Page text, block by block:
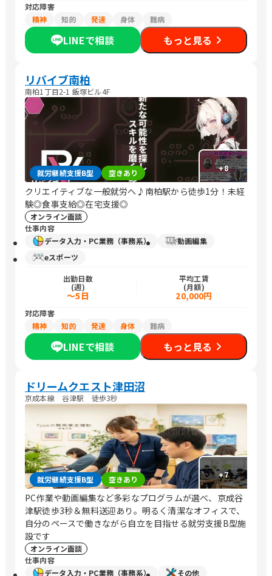
対応障害
精神
知的 発達 身体 難病
LINEで相談 もっと見る
リバイブ南柏
南柏1丁目2-1 飯塚ビル4F
+8
就労継続支援B型 空きあり
クリエイティブな一般就労へ♪南柏駅から徒歩1分！未経
験◎食事支給◎在宅支援◎
オンライン面談
仕事内容
データ入力・PC業務（事務系）
動画編集
eスポーツ
出勤日数
(週)
～5日
平均工賃
(月額)
20,000円
対応障害
精神
知的 発達 身体 難病
LINEで相談 もっと見る
ドリームクエスト津田沼
京成本線 谷津駅 徒歩3秒
+7
就労継続支援B型 空きあり
PC作業や動画編集など多彩なプログラムが選べ、京成谷
津駅徒歩3秒＆無料送迎あり。明るく清潔なオフィスで、
自分のペースで働きながら自立を目指せる就労支援B型施
設です
オンライン面談
仕事内容
データ入力・PC業務（事務系）
その他